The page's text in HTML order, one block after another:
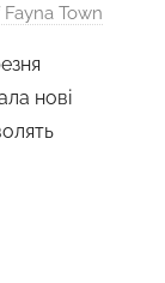
Town
нові